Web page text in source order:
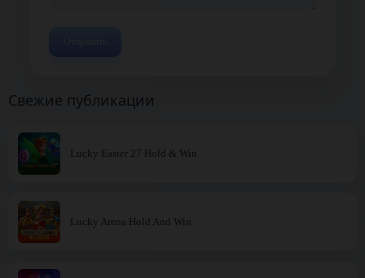
Свежие публикации
Lucky Easter 27 Hold & Win
Lucky Arena Hold And Win